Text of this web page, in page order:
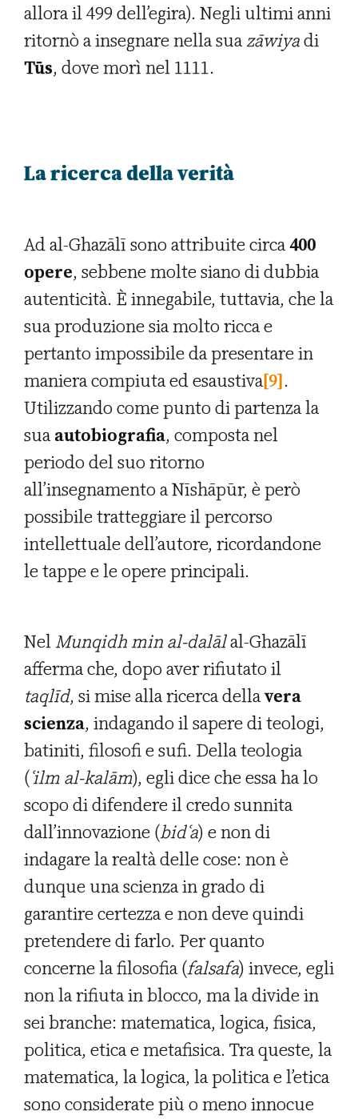
allora il 499 dell’egira). Negli ultimi anni
ritornò a insegnare nella suazāwiyadi
Tūs, dove morì nel 1111.
La ricerca della verità
Ad al-Ghazālī sono attribuite circa400
opere, sebbene molte siano di dubbia
autenticità. È innegabile, tuttavia, che la
sua produzione sia molto ricca e
pertanto impossibile da presentare in
maniera compiuta ed esaustiva[9].
Utilizzando come punto di partenza la
suaautobiografia, composta nel
periodo del suo ritorno
all’insegnamento a Nīshāpūr, è però
possibile tratteggiare il percorso
intellettuale dell’autore, ricordandone
le tappe e le opere principali.
Nel Munqidh min al-dalālal-Ghazālī
afferma che, dopo aver rifiutato il
taqlīd, si mise alla ricerca dellavera
scienza, indagando il sapere di teologi,
batiniti, filosofi e sufi. Della teologia
(ilm al-kalām), egli dice che essa ha lo
scopo di difendere il credo sunnita
dall’innovazione (bidʿa) e non di
indagare la realtà delle cose: non è
dunque una scienza in grado di
garantire certezza e non deve quindi
pretendere di farlo. Per quanto
concerne la filosofia (falsafa) invece, egli
non la rifiuta in blocco, ma la divide in
sei branche: matematica, logica, fisica,
politica, etica e metafisica. Tra queste, la
matematica, la logica, la politica e l’etica
sono considerate più o meno innocue